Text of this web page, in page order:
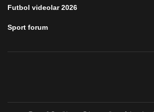
Futbol videolar 2026
Sport forum